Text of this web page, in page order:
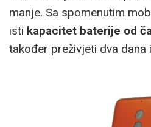
manje. Sa spomenutim
isti kapacitet baterije od
također preživjeti dva dana